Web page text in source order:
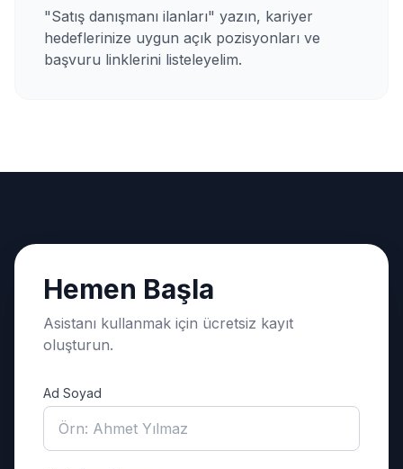
"Satış danışmanı ilanları" yazın, kariyer
hedeflerinize uygun açık pozisyonları ve
başvuru linklerini listeleyelim.
Hemen Başla
Asistanı kullanmak için ücretsiz kayıt
oluşturun.
Ad Soyad